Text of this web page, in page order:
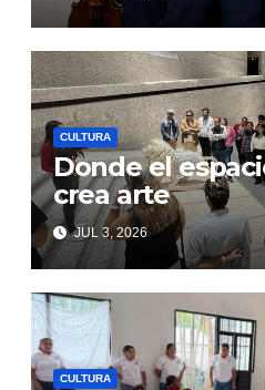
CULTURA
Donde el
crea arte
JUL 3, 2026
CULTURA